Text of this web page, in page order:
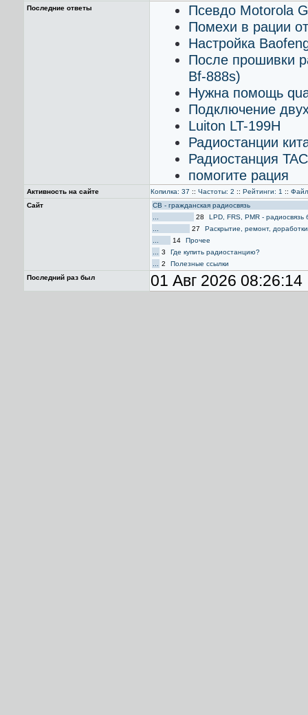
Последние ответы
Псевдо Motorola
Помехи в рации
Настройка
После прошивки
Bf-888s)
Нужна помощь
Подключение
Luiton LT-199H
Радиостанции
Радиостанция
помогите рация
Активность на сайте Копилка: 37 :: Частоты: 2 :: Рейтинги: 1 ::
Сайт
CB - гражданская радиосвязь
28
LPD, FRS, PMR - радиосвязь
27
Раскрытие, ремонт, доработки
14
Прочее
3
Где купить радиостанцию?
2
Полезные ссылки
Последний раз был
01 Авг 2026 08:26:14